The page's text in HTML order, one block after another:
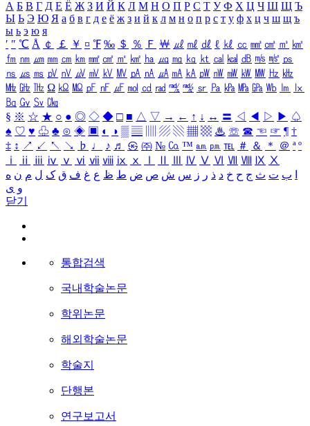
А Б В Г Д Е Ё Ж З И Й К Л М Н О П Р С Т У Ф Х Ц Ч Ш Щ Ъ
Ы Ь Э Ю Я а б в г д е ё ж з и й к л м н о п р с т у ф х ц ч ш щ ъ
ы ь э ю я
′ ″ ℃ Å ￠ ￡ ￥ ¤ ℉ ‰ ＄ ％ Ｆ ￦ ㎕ ㎖ ㎗ ℓ ㎘ ㏄ ㎣ ㎤ ㎥ ㎦
㎙ ㎚ ㎛ ㎜ ㎝ ㎞ ㎟ ㎠ ㎡ ㎢ ㏊ ㎍ ㎎ ㎏ ㏏ ㎈ ㎉ ㏈ ㎧ ㎨ ㎰
㎱ ㎲ ㎳ ㎴ ㎵ ㎶ ㎷ ㎸ ㎹ ㎀ ㎁ ㎂ ㎃ ㎄ ㎺ ㎻ ㎽ ㎾ ㎿ ㎐ ㎑
㎒ ㎓ ㎔ Ω ㏀ ㏁ ㎊ ㎋ ㎌ ㏖ ㏅ ㎭ ㎮ ㎯ ㏛ ㎩ ㎪ ㎫ ㎬ ㏝ ㏐
㏓
㏃ ㏉ ㏜ ㏆
§ ※ ☆ ★ ○ ● ◎ ◇ ◆ □ ■ △ ▽ → ← ↑ ↓ ↔ 〓 ◁ ◀ ▷ ▶ ♤
♠ ♡ ♥ ♧ ♣ ⊙ ◈ ▣ ◐ ◑ ▒ ▤ ▨ ▧ ▦ ▩ ♨ ☏ ☎ ☜ ☞ ¶ †
‡ ↕ ↗ ↙ ↖ ↘ ♭ ♩ ♪ ♬ ㉿ ㈜ № ㏇ ™ ㏂ ㏘ ℡ ＃ ＆ ＊ ＠ ª º
ⅰ
ⅱ ⅲ ⅳ ⅴ ⅵ ⅶ ⅷ ⅸ ⅹ Ⅳ Ⅴ Ⅵ Ⅶ Ⅷ Ⅸ Ⅹ
ب ت ث ج ح خ د ذ ر ز س ش ص ض ط ظ ع غ ف ق ک ل م ن ه
و ی
닫기
통합검색
국내학술논문
학위논문
해외학술논문
학술지
단행본
연구보고서